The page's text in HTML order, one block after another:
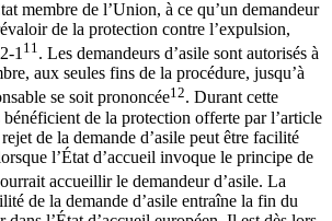
membre de l’Union, à ce qu’un demandeur
de la protection contre l’expulsion,
1 11. Les demandeurs d’asile sont autorisés à
aux seules fins de la procédure, jusqu’à
se soit prononcée12. Durant cette
de la protection offerte par l’article
de la demande d’asile peut être facilité
l’État d’accueil invoque le principe de
accueillir le demandeur d’asile. La
de la demande d’asile entraîne la fin du